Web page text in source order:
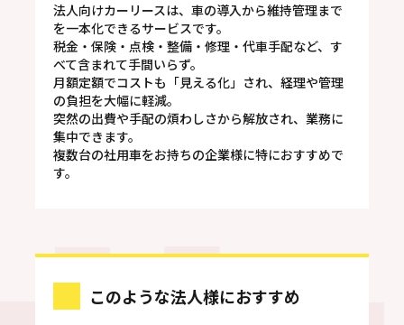
法人向けカーリースは、車の導入から維持管理まで
を一本化できるサービスです。
税金・保険・点検・整備・修理・代車手配など、す
べて含まれて手間いらず。
月額定額でコストも「見える化」され、経理や管理
の負担を大幅に軽減。
突然の出費や手配の煩わしさから解放され、業務に
集中できます。
複数台の社用車をお持ちの企業様に特におすすめで
す。
このような法人様におすすめ